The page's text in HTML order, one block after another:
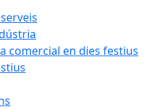
comercial en dies festius